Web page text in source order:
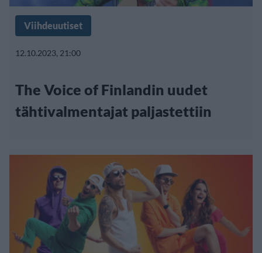
Viihdeuutiset
12.10.2023, 21:00
The Voice of Finlandin uudet
tähtivalmentajat paljastettiin